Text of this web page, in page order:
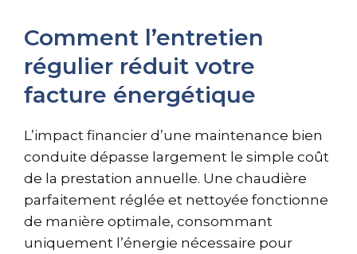
Comment l’entretien
régulier réduit votre
facture énergétique
L’impact financier d’une maintenance bien
conduite dépasse largement le simple coût
de la prestation annuelle. Une chaudière
parfaitement réglée et nettoyée fonctionne
de manière optimale, consommant
uniquement l’énergie nécessaire pour